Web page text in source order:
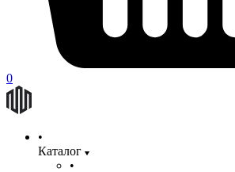
0
Каталог